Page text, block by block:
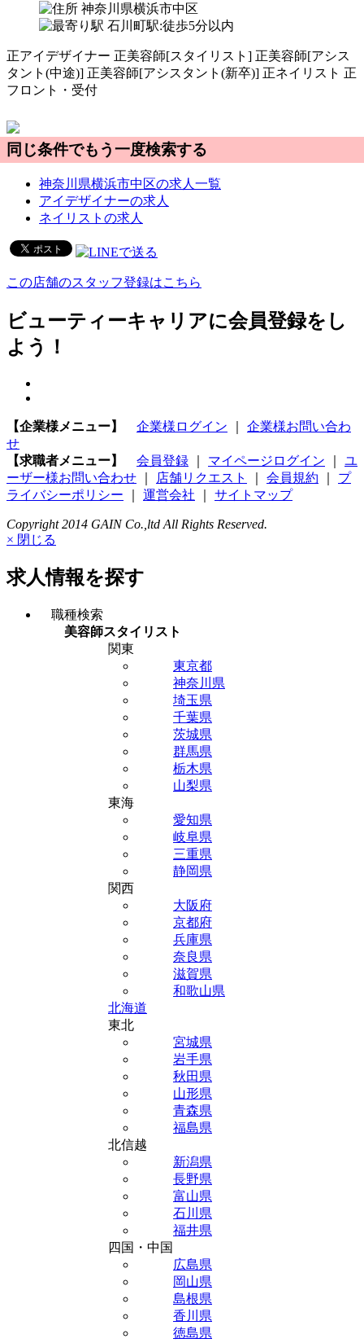
神奈川県横浜市中区
石川町駅:徒歩5分以内
正アイデザイナー 正美容師[スタイリスト] 正美容師[アシス
タント(中途)] 正美容師[アシスタント(新卒)] 正ネイリスト 正
フロント・受付
同じ条件でもう一度検索する
神奈川県横浜市中区の求人一覧
アイデザイナーの求人
ネイリストの求人
この店舗のスタッフ登録はこちら
ビューティーキャリアに会員登録をし
よう！
【企業様メニュー】 企業様ログイン
企業様お問い合わ
せ
【求職者メニュー】
会員登録 マイページログイン
ユ
ーザー様お問い合わせ
店舗リクエスト 会員規約
プ
ライバシーポリシー
運営会社 サイトマップ
Copyright 2014 GAIN Co.,ltd All Rights Reserved.
× 閉じる
求人情報を探す
職種検索
美容師スタイリスト
関東
東京都
神奈川県
埼玉県
千葉県
茨城県
群馬県
栃木県
山梨県
東海
愛知県
岐阜県
三重県
静岡県
関西
大阪府
京都府
兵庫県
奈良県
滋賀県
和歌山県
北海道
東北
宮城県
岩手県
秋田県
山形県
青森県
福島県
北信越
新潟県
長野県
富山県
石川県
福井県
四国・中国
広島県
岡山県
島根県
香川県
徳島県